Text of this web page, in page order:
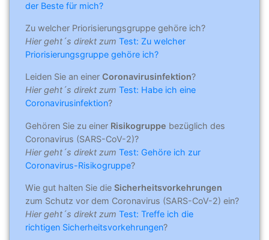
der Beste für mich?
Zu welcher Priorisierungsgruppe gehöre ich?
Hier geht´s direkt zum Test: Zu welcher
Priorisierungsgruppe gehöre ich?
Leiden Sie an einer Coronavirusinfektion?
Hier geht´s direkt zum Test: Habe ich eine
Coronavirusinfektion?
Gehören Sie zu einer Risikogruppe bezüglich des
Coronavirus (SARS-CoV-2)?
Hier geht´s direkt zum Test: Gehöre ich zur
Coronavirus-Risikogruppe?
Wie gut halten Sie die Sicherheitsvorkehrungen
zum Schutz vor dem Coronavirus (SARS-CoV-2) ein?
Hier geht´s direkt zum Test: Treffe ich die
richtigen Sicherheitsvorkehrungen?